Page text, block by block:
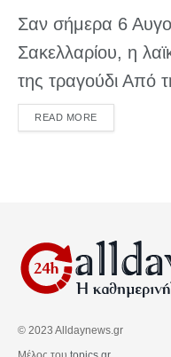
Σαν σήμερα 6
Σακελλαρίου, η
της τραγούδι Από
READ MOREDETAILS
© 2023 Alldaynews.gr